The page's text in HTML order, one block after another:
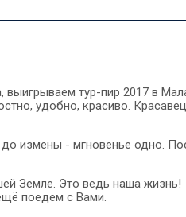
выигрываем тур-пир 2017 в
удобно, красиво.
измены - мгновенье одно.
Земле. Это ведь наша жизнь!
поедем с Вами.